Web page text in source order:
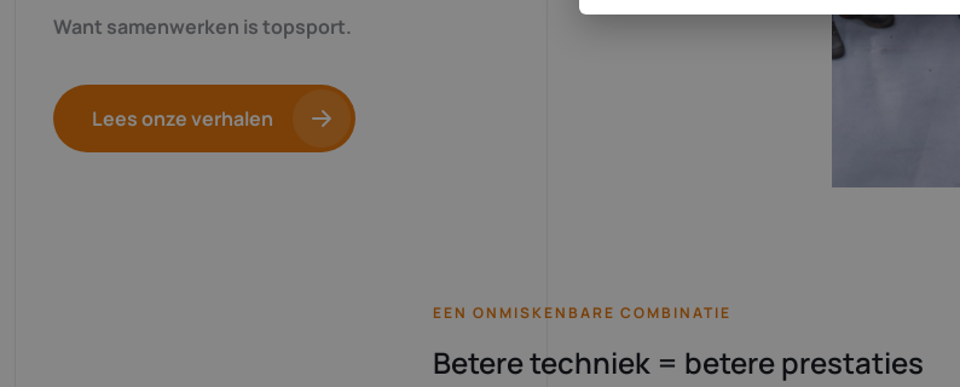
Want samenwerken is topsport.
Lees onze verhalen
EEN ONMISKENBARE COMBINATIE
Betere techniek = betere prestaties